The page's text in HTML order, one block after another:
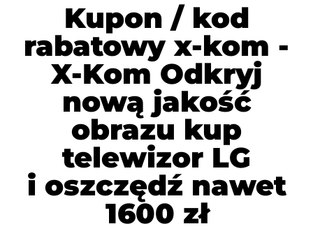
Kupon / kod
rabatowy x-kom -
X-Kom Odkryj
nową jakość
obrazu kup
telewizor LG
i oszczędź nawet
1600 zł